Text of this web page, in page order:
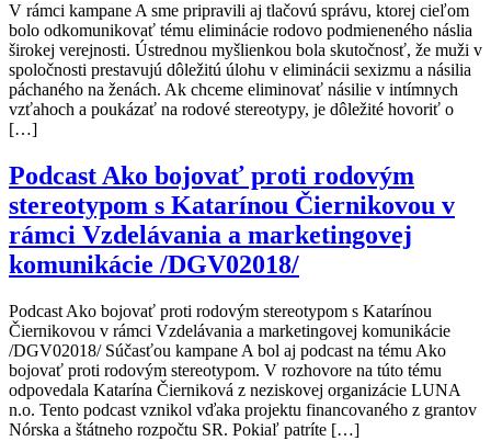
V rámci kampane A sme pripravili aj tlačovú správu, ktorej cieľom
bolo odkomunikovať tému eliminácie rodovo podmieneného náslia
širokej verejnosti. Ústrednou myšlienkou bola skutočnosť, že muži v
spoločnosti prestavujú dôležitú úlohu v eliminácii sexizmu a násilia
páchaného na ženách. Ak chceme eliminovať násilie v intímnych
vzťahoch a poukázať na rodové stereotypy, je dôležité hovoriť o
[…]
Podcast Ako bojovať proti rodovým
stereotypom s Katarínou Čiernikovou v
rámci Vzdelávania a marketingovej
komunikácie /DGV02018/
Podcast Ako bojovať proti rodovým stereotypom s Katarínou
Čiernikovou v rámci Vzdelávania a marketingovej komunikácie
/DGV02018/ Súčasťou kampane A bol aj podcast na tému Ako
bojovať proti rodovým stereotypom. V rozhovore na túto tému
odpovedala Katarína Čierniková z neziskovej organizácie LUNA
n.o. Tento podcast vznikol vďaka projektu financovaného z grantov
Nórska a štátneho rozpočtu SR. Pokiaľ patríte […]